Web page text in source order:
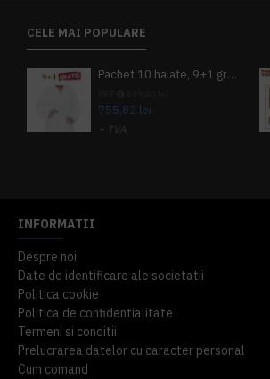
CELE MAI POPULARE
Pachet 10 halate, 9+1 gratuit
755,82 lei
+ TVA
INFORMATII
Despre noi
Date de identificare ale societatii
Politica cookie
Politica de confidentialitate
Termeni si conditii
Prelucrarea datelor cu caracter personal
Cum comand